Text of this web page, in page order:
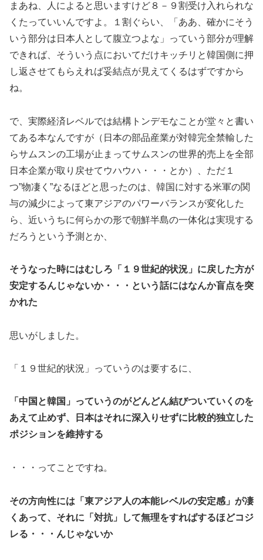
まあね、人によると思いますけど８－９割受け入れられな
くたっていいんですよ。１割ぐらい、「ああ、確かにそう
いう部分は日本人として腹立つよな」っていう部分が理解
できれば、そういう点においてだけキッチリと韓国側に押
し返させてもらえれば妥結点が見えてくるはずですから
ね。
で、実際経済レベルでは結構トンデモなことが堂々と書い
てある本なんですが（日本の部品産業が対韓完全禁輸した
らサムスンの工場が止まってサムスンの世界的売上を全部
日本企業が取り戻せてウハウハ・・・とか）、ただ１
つ”物凄く”なるほどと思ったのは、韓国に対する米軍の関
与の減少によって東アジアのパワーバランスが変化した
ら、近いうちに何らかの形で朝鮮半島の一体化は実現する
だろうという予測とか、
そうなった時にはむしろ「１９世紀的状況」に戻した方が
安定するんじゃないか・・・という話にはなんか盲点を突
かれた
思いがしました。
「１９世紀的状況」っていうのは要するに、
「中国と韓国」っていうのがどんどん結びついていくのを
あえて止めず、日本はそれに深入りせずに比較的独立した
ポジションを維持する
・・・ってことですね。
その方向性には「東アジア人の本能レベルの安定感」が凄
くあって、それに「対抗」して無理をすればするほどコジ
レる・・・んじゃないか